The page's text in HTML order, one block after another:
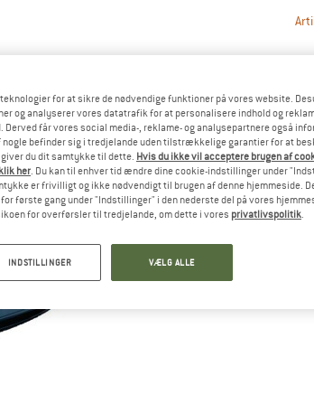
for at sikre de nødvendige funktioner på vores website.
og analyserer vores datatrafik for at personalisere indhold og
får vores social media-, reklame- og analysepartnere også
befinder sig i tredjelande uden tilstrækkelige garantier for at
du dit samtykke til dette. Hvis du ikke vil acceptere brugen af
her . Du kan til enhver tid ændre dine cookie-indstillinger under
er frivilligt og ikke nødvendigt til brugen af denne hjemmeside.
første gang under "Indstillinger" i den nederste del på vores
for overførsler til tredjelande, om dette i vores privatlivspolitik
INDSTILLINGER VÆLG ALLE